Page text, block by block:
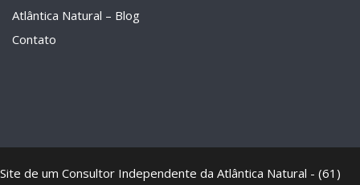
Atlântica Natural – Blog
Contato
Site de um Consultor Independente da Atlântica Natural - (61)